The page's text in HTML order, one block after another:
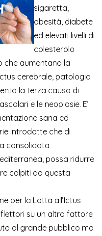
sigaretta,
obesità, diabete
ed elevati livelli di
colesterolo
che aumentano la
cerebrale, patologia
la terza causa di
e le neoplasie. E’
sana ed
introdotte che di
consolidata
possa ridurre
colpiti da questa
per la Lotta all’Ictus
su un altro fattore
al grande pubblico ma